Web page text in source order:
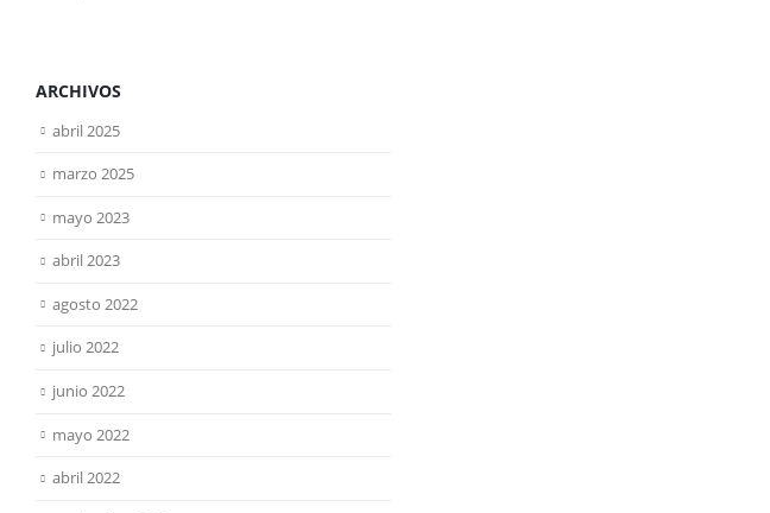
ARCHIVOS
abril 2025
marzo 2025
mayo 2023
abril 2023
agosto 2022
julio 2022
junio 2022
mayo 2022
abril 2022